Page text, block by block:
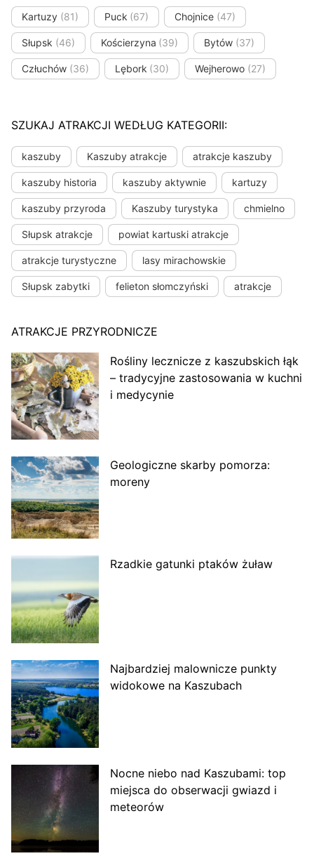
Kartuzy (81) Puck (67) Chojnice (47)
Słupsk (46) Kościerzyna (39) Bytów (37)
Człuchów (36) Lębork (30) Wejherowo (27)
SZUKAJ ATRAKCJI WEDŁUG KATEGORII:
kaszuby Kaszuby atrakcje atrakcje kaszuby
kaszuby historia kaszuby aktywnie kartuzy
kaszuby przyroda Kaszuby turystyka chmielno
Słupsk atrakcje powiat kartuski atrakcje
atrakcje turystyczne lasy mirachowskie
Słupsk zabytki felieton słomczyński atrakcje
ATRAKCJE PRZYRODNICZE
Rośliny lecznicze z kaszubskich łąk
– tradycyjne zastosowania w kuchni
i medycynie
Geologiczne skarby pomorza:
moreny
Rzadkie gatunki ptaków żuław
Najbardziej malownicze punkty
widokowe na Kaszubach
Nocne niebo nad Kaszubami: top
miejsca do obserwacji gwiazd i
meteorów